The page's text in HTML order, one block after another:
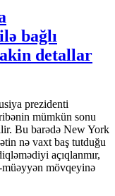
bağlı
detallar
prezidenti
mümkün sonu
Bu barədə New York
nə vaxt baş tutduğu
açıqlanmır,
mövqeyinə